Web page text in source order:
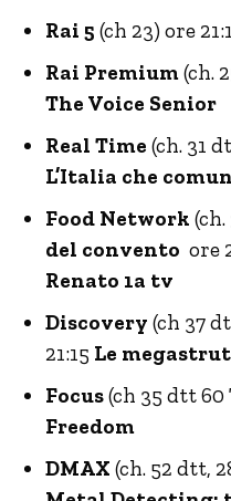
Rai 5 (ch 23) ore
Rai Premium(ch.
The Voice Senior
Real Time (ch. 31
L’Italia che
Food Network
del convento ore
Renato 1a tv
Discovery (ch 37
21:15 Le
Focus(ch 35 dtt 60
Freedom
DMAX (ch. 52 dtt,